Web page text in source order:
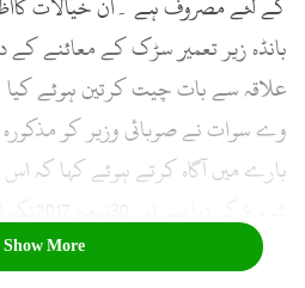
بانڈہ زیر تعمیر سڑک کے معائنے کے
علاقہ سے بات چیت کرتین ہوئے
وے سوات نے صوبائی وزیر کو
بارے میں آگاہ کرتے ہوئے کہا کہ اس
جائے گا ۔صوبائی وزیر نے کہا کہ ہم
Show More